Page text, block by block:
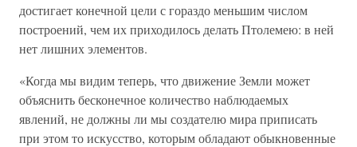
достигает конечной цели с гораздо меньшим числом
построений, чем их приходилось делать Птолемею: в ней
нет лишних элементов.
«Когда мы видим теперь, что движение Земли может
объяснить бесконечное количество наблюдаемых
явлений, не должны ли мы создателю мира приписать
при этом то искусство, которым обладают обыкновенные